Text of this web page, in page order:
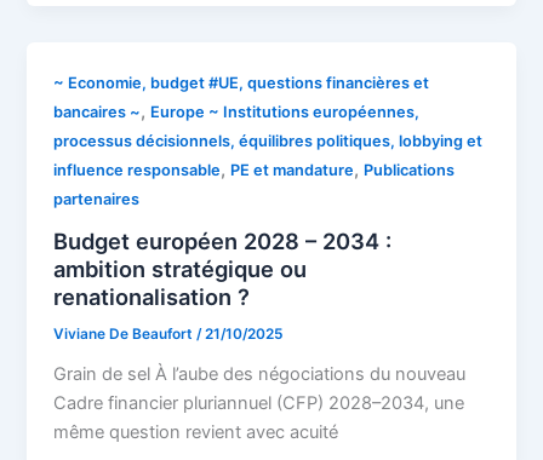
~ Economie, budget #UE, questions financières et
bancaires ~, Europe ~ Institutions européennes,
processus décisionnels, équilibres politiques, lobbying et
influence responsable, PE et mandature, Publications
partenaires
Budget européen 2028 – 2034 :
ambition stratégique ou
renationalisation ?
Viviane De Beaufort/21/10/2025
Grain de sel À l’aube des négociations du nouveau
Cadre financier pluriannuel (CFP) 2028–2034, une
même question revient avec acuité